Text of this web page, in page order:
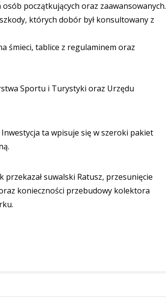
początkujących oraz zaawansowanych.
których dobór był konsultowany z
śmieci, tablice z regulaminem oraz
Sportu i Turystyki oraz Urzędu
ta wpisuje się w szeroki pakiet
suwalski Ratusz, przesunięcie
konieczności przebudowy kolektora